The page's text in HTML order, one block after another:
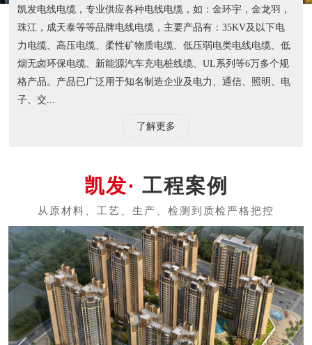
凯发电线电缆，专业供应各种电线电缆，如：金环宇，金龙羽，
珠江，成天泰等等品牌电线电缆，主要产品有：35KV及以下电
力电缆、高压电缆、柔性矿物质电缆、低压弱电类电线电缆、低
烟无卤环保电缆、新能源汽车充电桩线缆、UL系列等6万多个规
格产品。产品已广泛用于知名制造企业及电力、通信、照明、电
子、交...
了解更多
工程案例